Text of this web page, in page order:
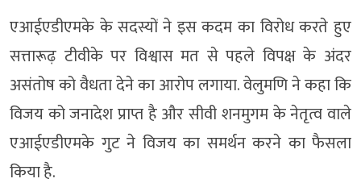
एआईएडीएमके के सदस्यों ने इस कदम का विरोध करते हुए
सत्तारूढ़ टीवीके पर विश्वास मत से पहले विपक्ष के अंदर
असंतोष को वैधता देने का आरोप लगाया. वेलुमणि ने कहा कि
विजय को जनादेश प्राप्त है और सीवी शनमुगम के नेतृत्व वाले
एआईएडीएमके गुट ने विजय का समर्थन करने का फैसला
किया है.